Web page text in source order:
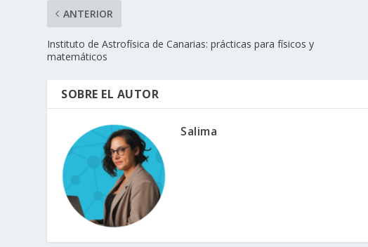
ANTERIOR
Instituto de Astrofísica de Canarias: prácticas para físicos y
matemáticos
SOBRE EL AUTOR
Salima